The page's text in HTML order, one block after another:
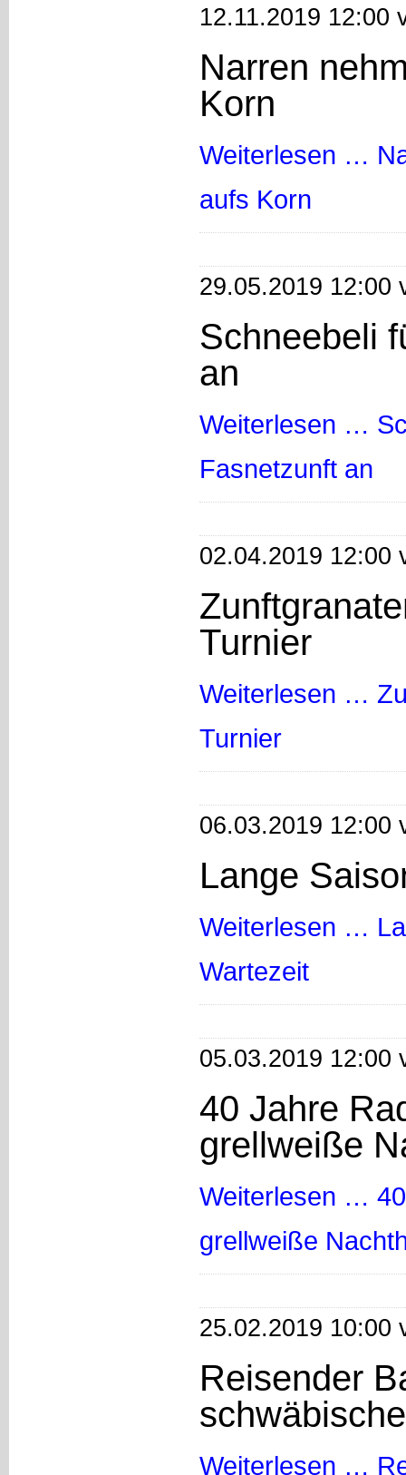
12.11.2019 12:00
Narren
Korn
Weiterlesen …
aufs Korn
29.05.2019 12:00
Schneebeli
an
Weiterlesen …
Fasnetzunft an
02.04.2019 12:00
Turnier
Weiterlesen …
Turnier
06.03.2019 12:00
Lange
Weiterlesen …
Wartezeit
05.03.2019 12:00
40 Jahre
grellweiße
Weiterlesen …
grellweiße
25.02.2019 10:00
Reisender
Weiterlesen …